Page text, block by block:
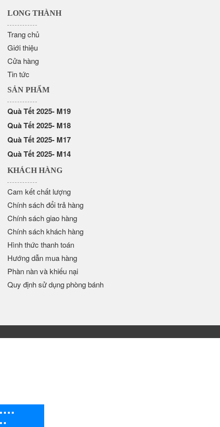
LONG THÀNH
Trang chủ
Giới thiệu
Cửa hàng
Tin tức
SẢN PHẨM
Quà Tết 2025- M19
Quà Tết 2025- M18
Quà Tết 2025- M17
Quà Tết 2025- M14
KHÁCH HÀNG
Cam kết chất lượng
Chính sách đổi trả hàng
Chính sách giao hàng
Chính sách khách hàng
Hình thức thanh toán
Hướng dẫn mua hàng
Phàn nàn và khiếu nại
Quy định sử dụng phòng bánh